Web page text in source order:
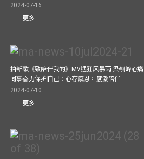
2024-07-16
更多
拍新歌《致陪伴我的》MV遇狂风暴雨 梁钊峰心痛
同事奋力保护自己：心存感恩，感激陪伴
2024-07-10
更多